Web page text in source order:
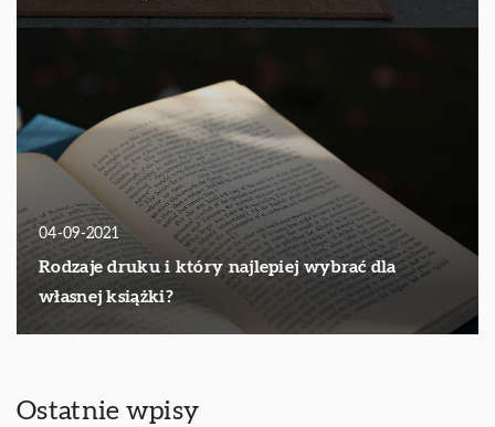
04-09-2021
Rodzaje druku i który najlepiej wybrać dla
własnej książki?
Ostatnie wpisy